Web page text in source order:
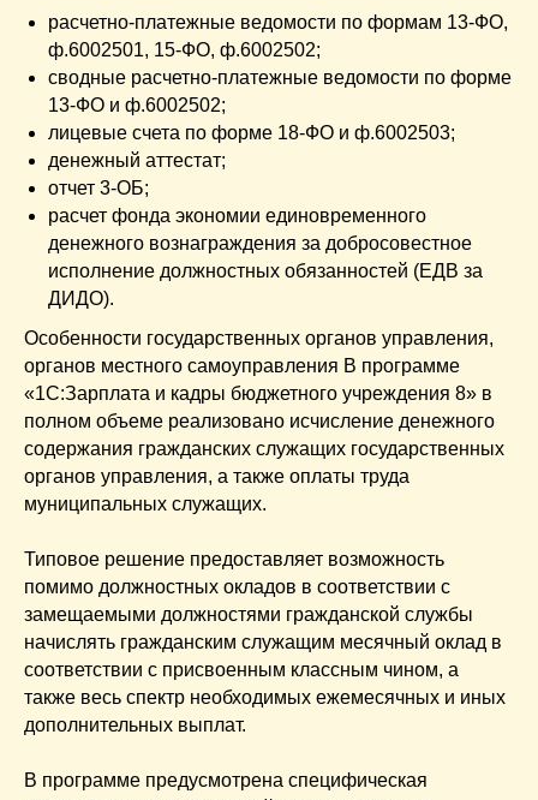
расчетно-платежные ведомости по формам 13-ФО,
ф.6002501, 15-ФО, ф.6002502;
сводные расчетно-платежные ведомости по форме
13-ФО и ф.6002502;
лицевые счета по форме 18-ФО и ф.6002503;
денежный аттестат;
отчет 3-ОБ;
расчет фонда экономии единовременного
денежного вознаграждения за добросовестное
исполнение должностных обязанностей (ЕДВ за
ДИДО).
Особенности государственных органов управления,
органов местного самоуправления В программе
«1С:Зарплата и кадры бюджетного учреждения 8» в
полном объеме реализовано исчисление денежного
содержания гражданских служащих государственных
органов управления, а также оплаты труда
муниципальных служащих.
Типовое решение предоставляет возможность
помимо должностных окладов в соответствии с
замещаемыми должностями гражданской службы
начислять гражданским служащим месячный оклад в
соответствии с присвоенным классным чином, а
также весь спектр необходимых ежемесячных и иных
дополнительных выплат.
В программе предусмотрена специфическая